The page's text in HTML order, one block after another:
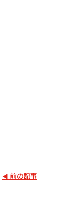
前の記事